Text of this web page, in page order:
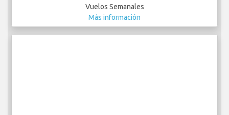
Vuelos Semanales
Más información